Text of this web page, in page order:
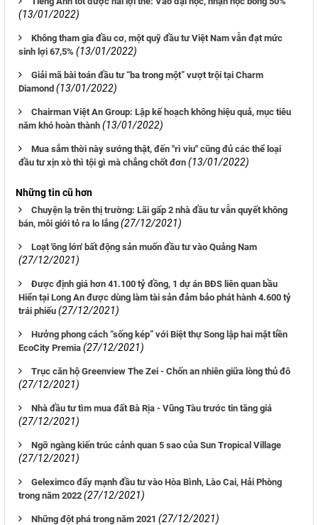
(13/01/2022)
Không tham gia đầu cơ, một quỹ đầu tư Việt Nam vẫn đạt mức
sinh lợi 67,5% (13/01/2022)
Giải mã bài toán đầu tư “ba trong một” vượt trội tại Charm
Diamond (13/01/2022)
Chairman Việt An Group: Lập kế hoạch không hiệu quả, mục tiêu
năm khó hoàn thành (13/01/2022)
Mua sắm thời này sướng thật, đến "rì viu" cũng đủ các thể loại
đầu tư xịn xò thì tội gì mà chẳng chốt đơn (13/01/2022)
Những tin cũ hơn
Chuyện lạ trên thị trường: Lãi gấp 2 nhà đầu tư vẫn quyết không
bán, môi giới tỏ ra lo lắng (27/12/2021)
Loạt 'ông lớn' bất động sản muốn đầu tư vào Quảng Nam
(27/12/2021)
Được định giá hơn 41.100 tỷ đồng, 1 dự án BĐS liên quan bầu
Hiển tại Long An được dùng làm tài sản đảm bảo phát hành 4.600 tỷ
trái phiếu (27/12/2021)
Hưởng phong cách “sống kép” với Biệt thự Song lập hai mặt tiền
EcoCity Premia (27/12/2021)
Trục căn hộ Greenview The Zei - Chốn an nhiên giữa lòng thủ đô
(27/12/2021)
Nhà đầu tư tìm mua đất Bà Rịa - Vũng Tàu trước tin tăng giá
(27/12/2021)
Ngỡ ngàng kiến trúc cảnh quan 5 sao của Sun Tropical Village
(27/12/2021)
Geleximco đẩy mạnh đầu tư vào Hòa Bình, Lào Cai, Hải Phòng
trong năm 2022 (27/12/2021)
Những đột phá trong năm 2021 (27/12/2021)